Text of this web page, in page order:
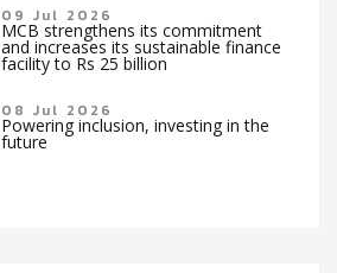
09 Jul 2026
MCB strengthens its commitment
and increases its sustainable finance
facility to Rs 25 billion
08 Jul 2026
Powering inclusion, investing in the
future